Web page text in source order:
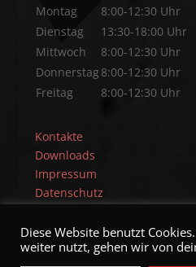
Montag
8:00-12:30 Uhr
Dienstag
13:30-18:00 Uhr
Mittwoch
8:00-12:30 Uhr
Donnerstag 8:00-12:30 Uhr
Freitag
8:00-12:30 Uhr
Kontakte
Downloads
Impressum
Datenschutz
Diese Website benutzt
weiter nutzt, gehen wir von